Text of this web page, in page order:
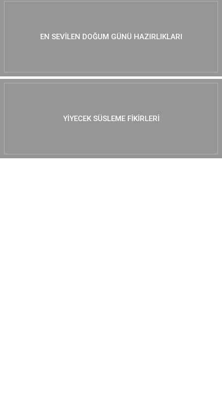
EN SEVILEN DOĞUM GÜNÜ HAZIRLIKLARI
YIYECEK SÜSLEME FIKIRLERI